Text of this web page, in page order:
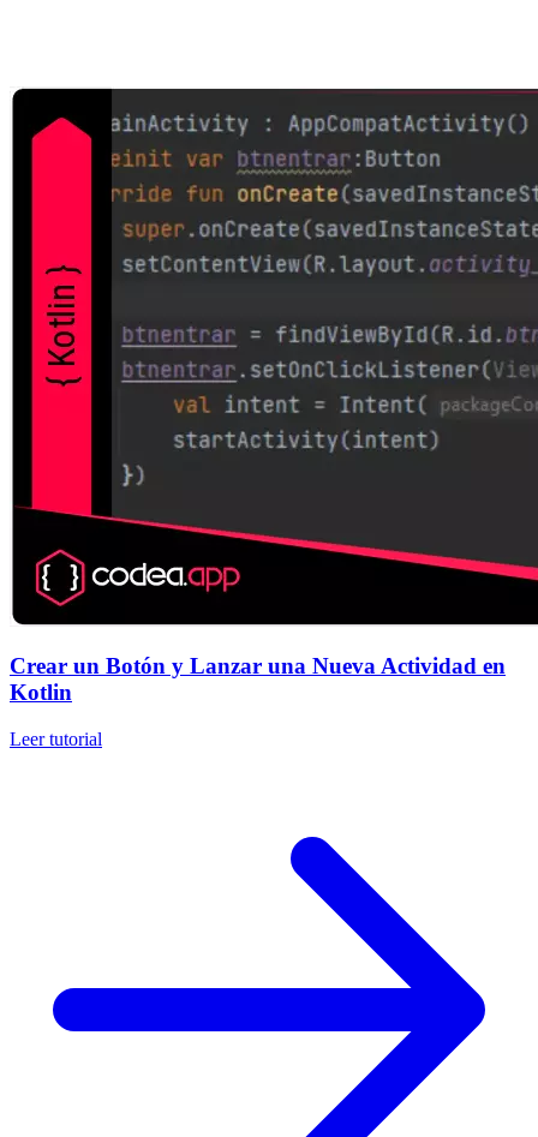
Crear un Botón y Lanzar una Nueva Actividad en
Kotlin
Leer tutorial